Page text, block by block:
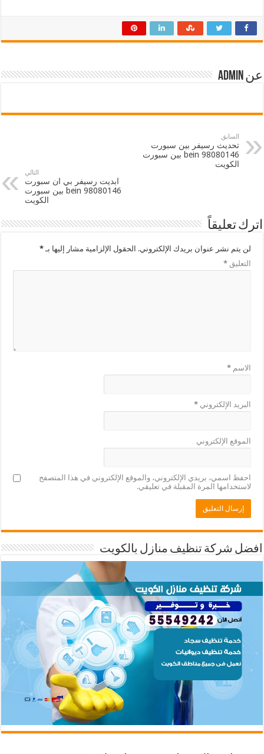
عن admin
السابق
تحديث رسيفر بين سبورت
98080146 bein بين سبورت
الكويت
التالي
ابديت رسيفر بي ان سبورت
98080146 bein بين سبورت
الكويت
اترك تعليقاً
لن يتم نشر عنوان بريدك الإلكتروني. الحقول الإلزامية مشار إليها بـ*
التعليق*
الاسم*
البريد الإلكتروني*
الموقع الإلكتروني
احفظ اسمي، بريدي الإلكتروني، والموقع الإلكتروني في هذا المتصفح
لاستخدامها المرة المقبلة في تعليقي.
افضل شركة تنظيف منازل بالكويت